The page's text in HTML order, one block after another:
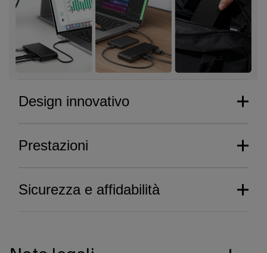
Design innovativo
Prestazioni
Sicurezza e affidabilità